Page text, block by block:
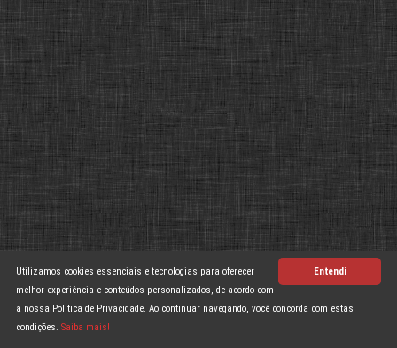
Entendi
Utilizamos cookies essenciais e tecnologias para oferecer
melhor experiência e conteúdos personalizados, de acordo com
a nossa Política de Privacidade. Ao continuar navegando, você concorda com estas
condições. Saiba mais!